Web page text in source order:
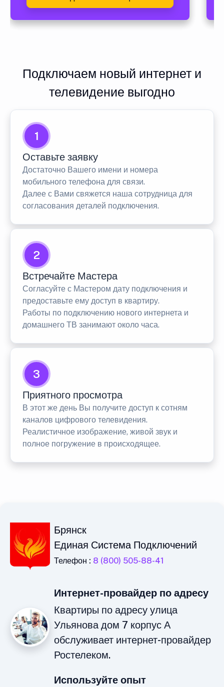
Подключаем новый интернет и
телевидение выгодно
1
Оставьте заявку
Достаточно Вашего имени и номера
мобильного телефона для связи.
Далее с Вами свяжется наша сотрудница для
согласования деталей подключения.
2
Встречайте Мастера
Согласуйте с Мастером дату подключения и
предоставьте ему доступ в квартиру.
Работы по подключению нового интернета и
домашнего ТВ занимают около часа.
3
Приятного просмотра
В этот же день Вы получите доступ к сотням
каналов цифрового телевидения.
Реалистичное изображение, живой звук и
полное погружение в происходящее.
Брянск
Единая Система Подключений
Телефон : 8 (800) 505-88-41
Интернет-провайдер по адресу
Квартиры по адресу улица
Ульянова дом 7 корпус А
обслуживает интернет-провайдер
Ростелеком.
Используйте опыт